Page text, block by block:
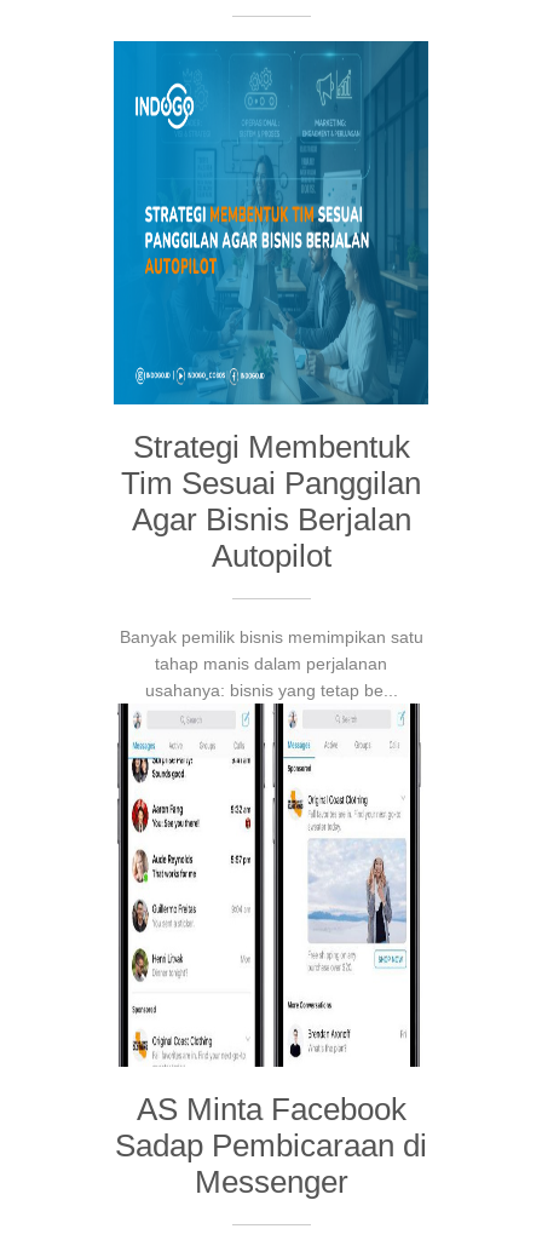
Strategi Membentuk
Tim Sesuai Panggilan
Agar Bisnis Berjalan
Autopilot
Banyak pemilik bisnis memimpikan satu
tahap manis dalam perjalanan
usahanya: bisnis yang tetap be...
AS Minta Facebook
Sadap Pembicaraan di
Messenger